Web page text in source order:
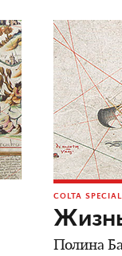
COLTA
Полина